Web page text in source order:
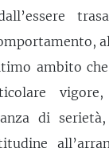
ambito
vigore,
di